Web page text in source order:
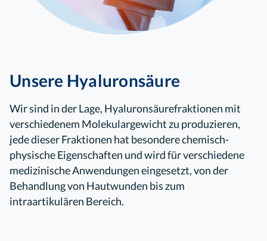
Unsere Hyaluronsäure
Wir sind in der Lage, Hyaluronsäurefraktionen mit
verschiedenem Molekulargewicht zu produzieren,
jede dieser Fraktionen hat besondere chemisch-
physische Eigenschaften und wird für verschiedene
medizinische Anwendungen eingesetzt, von der
Behandlung von Hautwunden bis zum
intraartikulären Bereich.